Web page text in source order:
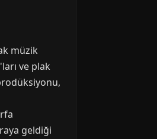
müzik
ve plak
geldiği